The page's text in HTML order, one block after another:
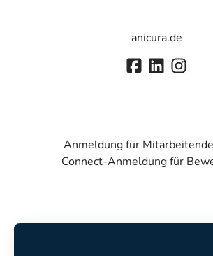
anicura.de
Anmeldung für Mitarbeitende
Connect-Anmeldung für